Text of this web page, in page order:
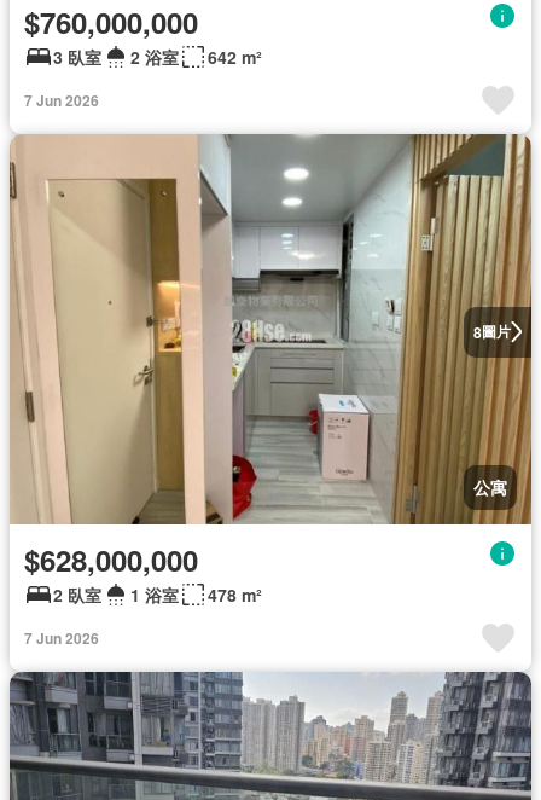
$760,000,000
3 臥室 2 浴室 642 m²
7 Jun 2026
8圖片
公寓
$628,000,000
2 臥室 1 浴室 478 m²
7 Jun 2026